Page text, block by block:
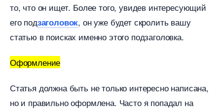
то, что он ищет. Более того, увидев интересующий
его подзаголовок, он уже будет скролить вашу
статью в поисках именно этого подзаголовка.
Оформление
Статья должна быть не только интересно написана,
но и правильно оформлена. Часто я попадал на